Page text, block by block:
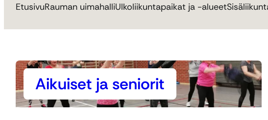
EtusivuRauman uimahalliUlkoliikuntapaikat ja -alueet
Aikuiset ja seniorit